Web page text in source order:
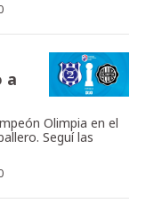
a
Olimpia en el
Seguí las